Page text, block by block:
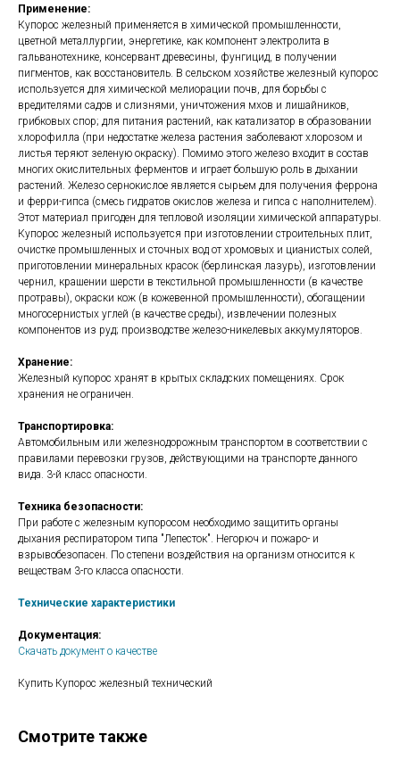
Применение:
Купорос железный применяется в химической промышленности,
цветной металлургии, энергетике, как компонент электролита в
гальванотехнике, консервант древесины, фунгицид, в получении
пигментов, как восстановитель. В сельском хозяйстве железный купорос
используется для химической мелиорации почв, для борьбы с
вредителями садов и слизнями, уничтожения мхов и лишайников,
грибковых спор; для питания растений, как катализатор в образовании
хлорофилла (при недостатке железа растения заболевают хлорозом и
листья теряют зеленую окраску). Помимо этого железо входит в состав
многих окислительных ферментов и играет большую роль в дыхании
растений. Железо сернокислое является сырьем для получения феррона
и ферри-гипса (смесь гидратов окислов железа и гипса с наполнителем).
Этот материал пригоден для тепловой изоляции химической аппаратуры.
Купорос железный используется при изготовлении строительных плит,
очистке промышленных и сточных вод от хромовых и цианистых солей,
приготовлении минеральных красок (берлинская лазурь), изготовлении
чернил, крашении шерсти в текстильной промышленности (в качестве
протравы), окраски кож (в кожевенной промышленности), обогащении
многосернистых углей (в качестве среды), извлечении полезных
компонентов из руд; производстве железо-никелевых аккумуляторов.
Хранение:
Железный купорос хранят в крытых складских помещениях. Срок
хранения не ограничен.
Транспортировка:
Автомобильным или железнодорожным транспортом в соответствии с
правилами перевозки грузов, действующими на транспорте данного
вида. 3-й класс опасности.
Техника безопасности:
При работе с железным купоросом необходимо защитить органы
дыхания респиратором типа "Лепесток". Негорюч и пожаро- и
взрывобезопасен. По степени воздействия на организм относится к
веществам 3-го класса опасности.
Технические характеристики
Документация:
Скачать документ о качестве
Купить Купорос железный технический
Смотрите также